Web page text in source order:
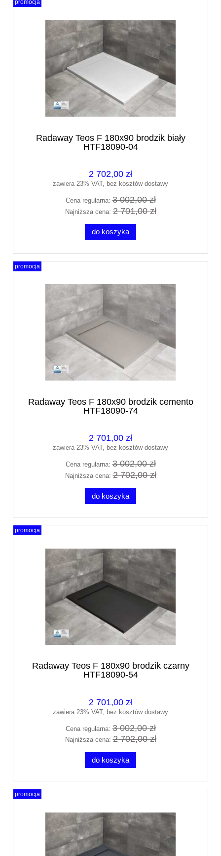
Radaway Teos F 180x90 brodzik biały
HTF18090-04
2 702,00 zł
zawiera 23% VAT, bez kosztów dostawy
Cena regularna:3 002,00 zł
Najniższa cena:2 701,00 zł
do koszyka
promocja
Radaway Teos F 180x90 brodzik cemento
HTF18090-74
2 701,00 zł
zawiera 23% VAT, bez kosztów dostawy
Cena regularna:3 002,00 zł
Najniższa cena:2 702,00 zł
do koszyka
promocja
Radaway Teos F 180x90 brodzik czarny
HTF18090-54
2 701,00 zł
zawiera 23% VAT, bez kosztów dostawy
Cena regularna:3 002,00 zł
Najniższa cena:2 702,00 zł
do koszyka
promocja
promocja